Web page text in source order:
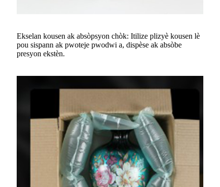
Ekselan kousen ak absòpsyon chòk: Itilize plizyè kousen lè
pou sispann ak pwoteje pwodwi a, dispèse ak absòbe
presyon ekstèn.